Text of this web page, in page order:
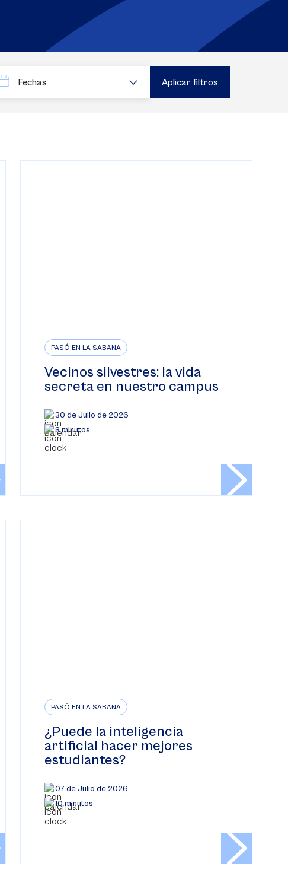
Fechas
PASÓ EN LA SABANA
Vecinos silvestres: la vida
secreta en nuestro campus
30 de Julio de 2026
3 minutos
PASÓ EN LA SABANA
¿Puede la inteligencia
artificial hacer mejores
estudiantes?
07 de Julio de 2026
10 minutos